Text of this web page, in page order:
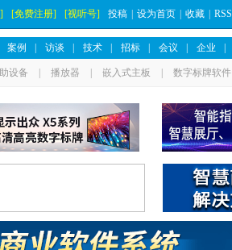
[免费注册] [视听号] 投稿 设为首页 收藏 RSS
案例 访谈 技术 招标 会议 企业
设备 播放器 嵌入式主板 数字标牌软件